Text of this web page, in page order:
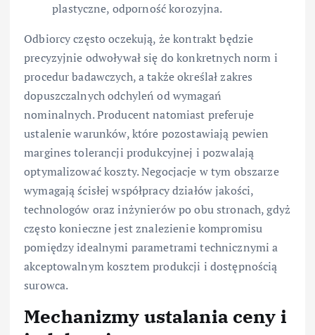
plastyczne, odporność korozyjna.
Odbiorcy często oczekują, że kontrakt będzie
precyzyjnie odwoływał się do konkretnych norm i
procedur badawczych, a także określał zakres
dopuszczalnych odchyleń od wymagań
nominalnych. Producent natomiast preferuje
ustalenie warunków, które pozostawiają pewien
margines tolerancji produkcyjnej i pozwalają
optymalizować koszty. Negocjacje w tym obszarze
wymagają ścisłej współpracy działów jakości,
technologów oraz inżynierów po obu stronach, gdyż
często konieczne jest znalezienie kompromisu
pomiędzy idealnymi parametrami technicznymi a
akceptowalnym kosztem produkcji i dostępnością
surowca.
Mechanizmy ustalania ceny i